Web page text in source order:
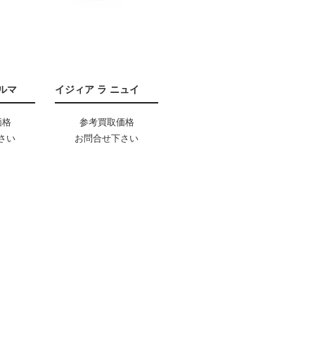
マ
格
い
イジィア ラ ニュイ
参考買取価格
お問合せ下さい